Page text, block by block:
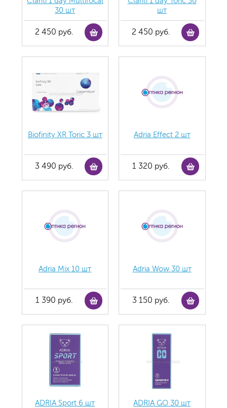
30 шт
2 450 руб.
шт
2 450 руб.
Biofinity XR Toric 3 шт
3 490 руб.
Adria Effect 2 шт
1 320 руб.
Adria Mix 10 шт
1 390 руб.
Adria Wow 30 шт
3 150 руб.
ADRIA Sport 6 шт ADRIA GO 30 шт